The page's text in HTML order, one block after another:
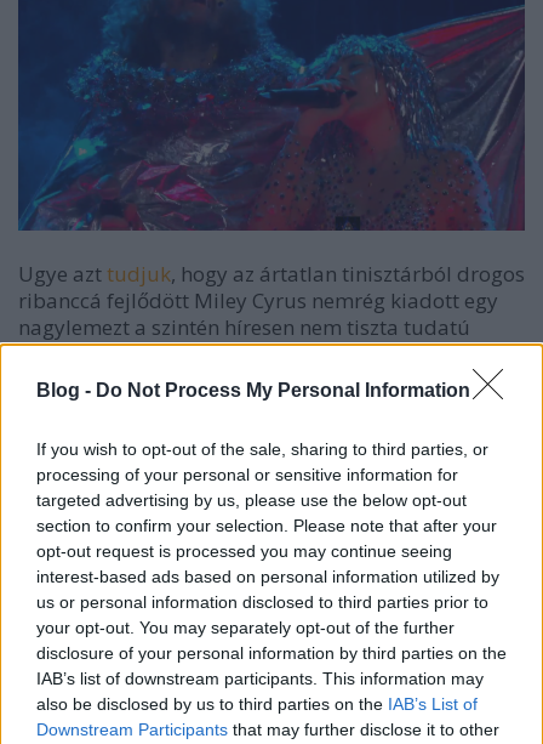
Blog - Do Not Process My Personal Information
If you wish to opt-out of the sale, sharing to third parties, or
processing of your personal or sensitive information for
targeted advertising by us, please use the below opt-out
section to confirm your selection. Please note that after your
opt-out request is processed you may continue seeing
interest-based ads based on personal information utilized by
us or personal information disclosed to third parties prior to
your opt-out. You may separately opt-out of the further
disclosure of your personal information by third parties on the
IAB’s list of downstream participants. This information may
also be disclosed by us to third parties on the IAB’s List of
Downstream Participants that may further disclose it to other
Ugye azttudjuk, hogy az ártatlan tinisztárból drogos
ribanccá fejlődött Miley Cyrus nemrég kiadott egy
nagylemezt a szintén híresen nem tiszta tudatú
Flaming Lips zenekar hathatós közreműködésével.
Azt istudjuk, hogy a lemez kifejezetten jó lett. Az
viszont most új hír, hogy a nevezett művészek
legalább egy koncertet teljesen meztelenül kívánnak
adni, de úgy, hogy a közönség is meztelen lesz,
valamint mindenki be lesz borítva tejjel ("illetve
valami fehér cuccal, ami tejnek néz ki" - idézet
Wayne Coyne Flaming Lips-frontembertől). A helyzet
az, hogy ezen már meg sem lepődünk. Sőt, egyelőre
szórakoztató, amit ezek csinálnak, szóval inkább
várjuk a tervezett videót az eseményről. Cyrus
amúgy elmondta, hogy totál bele van zúgva Coyne-
ba, és Coyne is ugyanígy érez a lány iránt, de
semmiféle szexualitás nincs a kapcsolatban, mert az